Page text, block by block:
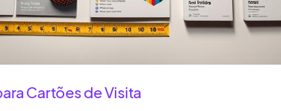
Cartões de Visita